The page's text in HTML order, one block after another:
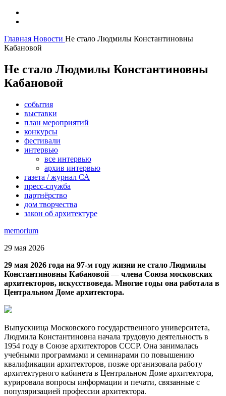
Главная Новости Не стало Людмилы Константиновны
Кабановой
Не стало Людмилы Константиновны
Кабановой
события
выставки
план мероприятий
конкурсы
фестивали
интервью
все интервью
архив интервью
газета / журнал СА
пресс-служба
партнёрство
дом творчества
закон об архитектуре
memorium
29 мая 2026
29 мая 2026 года на 97-м году жизни не стало Людмилы
Константиновны Кабановой — члена Союза московских
архитекторов, искусствоведа. Многие годы она работала в
Центральном Доме архитектора.
Выпускница Московского государственного университета,
Людмила Константиновна начала трудовую деятельность в
1954 году в Союзе архитекторов СССР. Она занималась
учебными программами и семинарами по повышению
квалификации архитекторов, позже организовала работу
архитектурного кабинета в Центральном Доме архитектора,
курировала вопросы информации и печати, связанные с
популяризацией профессии архитектора.